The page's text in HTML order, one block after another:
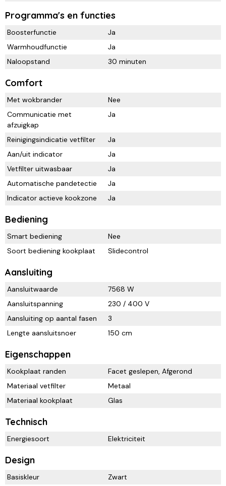
Programma's en functies
Boosterfunctie
Ja
Warmhoudfunctie
Ja
Naloopstand
30 minuten
Comfort
Met wokbrander
Nee
Communicatie met
afzuigkap
Ja
Reinigingsindicatie vetfilter
Ja
Aan/uit indicator
Ja
Vetfilter uitwasbaar
Ja
Automatische pandetectie
Ja
Indicator actieve kookzone
Ja
Bediening
Smart bediening
Nee
Soort bediening kookplaat
Slidecontrol
Aansluiting
Aansluitwaarde
7568 W
Aansluitspanning
230 / 400 V
Aansluiting op aantal fasen
3
Lengte aansluitsnoer
150 cm
Eigenschappen
Kookplaat randen
Facet geslepen, Afgerond
Materiaal vetfilter
Metaal
Materiaal kookplaat
Glas
Technisch
Energiesoort Elektriciteit
Design
Basiskleur Zwart